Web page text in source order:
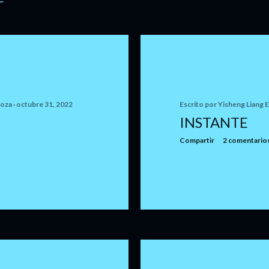
octubre 31, 2022 Escrito porYisheng Liang
INSTANTE
Compartir 2